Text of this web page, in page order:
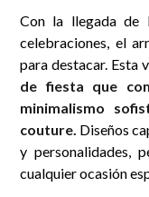
Con la llegada de
celebraciones, el
para destacar. Esta
de fiesta que
minimalismo
couture. Diseños
y personalidades,
cualquier ocasión